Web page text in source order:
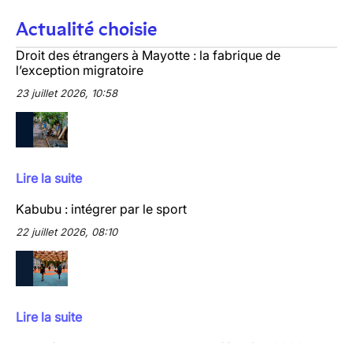
Actualité choisie
Droit des étrangers à Mayotte : la fabrique de
l’exception migratoire
23 juillet 2026, 10:58
Lire la suite
Kabubu : intégrer par le sport
22 juillet 2026, 08:10
Lire la suite